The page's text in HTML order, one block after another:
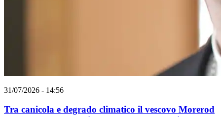
31/07/2026 - 14:56
Tra canicola e degrado climatico il vescovo Morerod